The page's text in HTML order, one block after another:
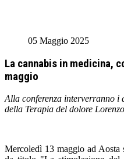
05 Maggio 2025
La cannabis in medicina,
maggio
Alla conferenza interverranno i
della Terapia del dolore
Mercoledì 13 maggio ad Aosta